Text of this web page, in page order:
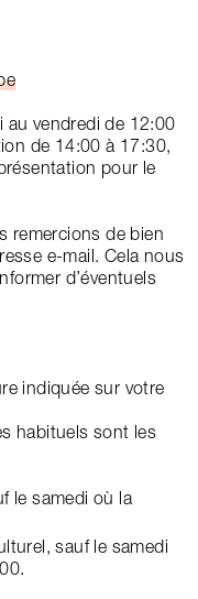
au vendredi de 12:00
de 14:00 à 17:30,
pour le
remercions de bien
e-mail. Cela nous
d’éventuels
indiquée sur votre
habituels sont les
le samedi où la
sauf le samedi